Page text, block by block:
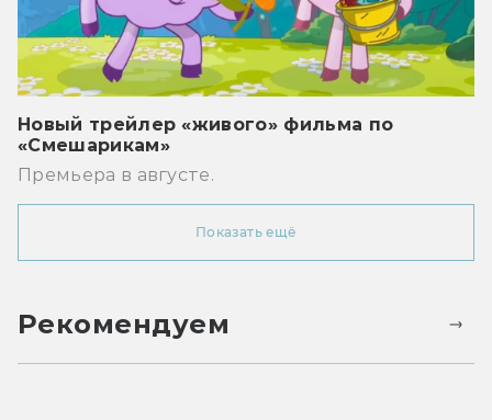
Новый трейлер «живого» фильма по
«Смешарикам»
Премьера в августе.
Показать ещё
Рекомендуем